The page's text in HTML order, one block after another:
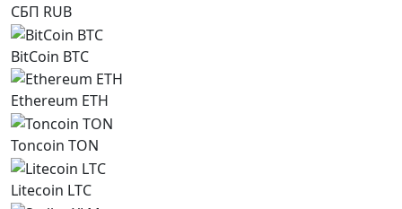
СБП RUB
BitCoin BTC
Ethereum ETH
Toncoin TON
Litecoin LTC